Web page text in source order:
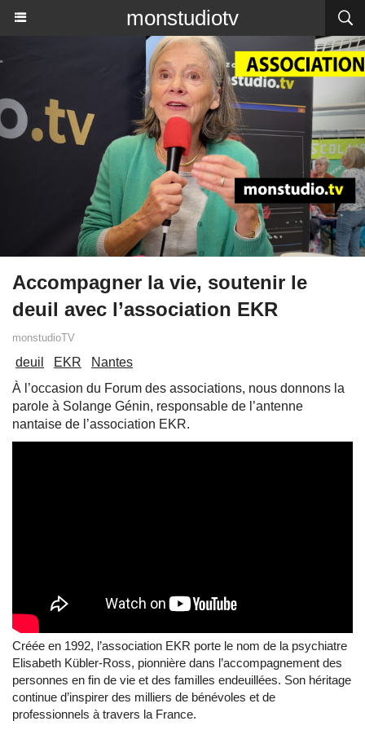
monstudiotv
Accompagner la vie, soutenir le
deuil avec l’association EKR
monstudioTV
deuil EKR
Nantes
À l’occasion du Forum des associations, nous donnons la
parole à Solange Génin, responsable de l’antenne
nantaise de l’association EKR.
Créée en 1992, l’association EKR porte le nom de la psychiatre
Elisabeth Kübler-Ross, pionnière dans l’accompagnement des
personnes en fin de vie et des familles endeuillées. Son héritage
continue d’inspirer des milliers de bénévoles et de
professionnels à travers la France.